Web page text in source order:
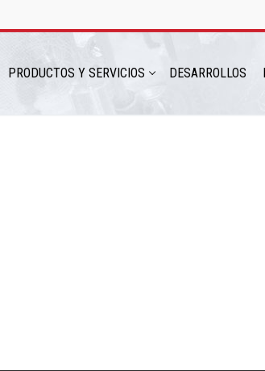
PRODUCTOS Y SERVICIOS DESARROLLOS